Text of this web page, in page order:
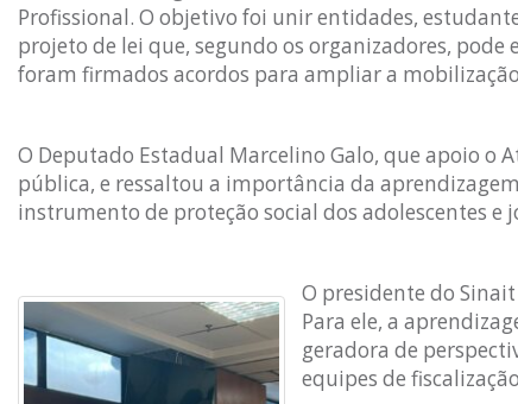
Profissional. O objetivo foi unir entidades,
projeto de lei que, segundo os organizadores,
foram firmados acordos para ampliar a
O Deputado Estadual Marcelino Galo, que apoio o
pública, e ressaltou a importância da
instrumento de proteção social dos adolescentes e
O presidente do
Para ele, a
geradora de
equipes de